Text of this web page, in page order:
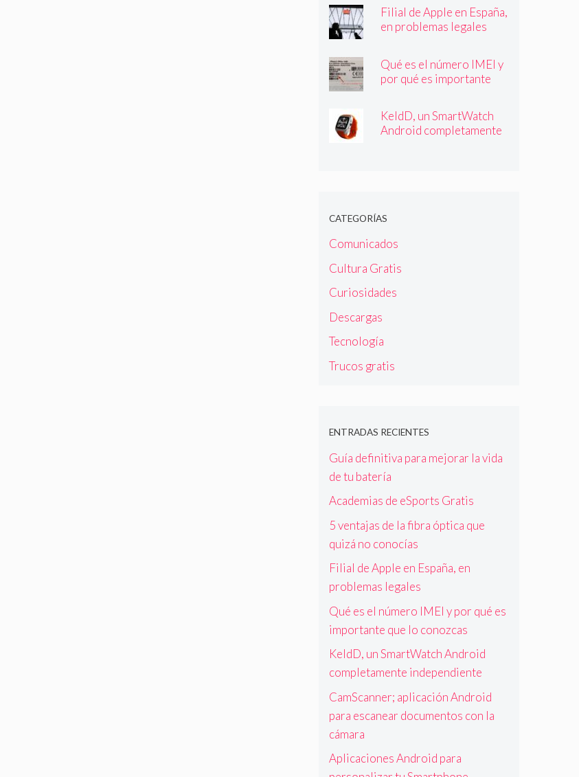
Filial de Apple en España,
en problemas legales
Qué es el número IMEI y
por qué es importante
KeldD, un SmartWatch
Android completamente
CATEGORÍAS
Comunicados
Cultura Gratis
Curiosidades
Descargas
Tecnología
Trucos gratis
ENTRADAS RECIENTES
Guía definitiva para mejorar la vida
de tu batería
Academias de eSports Gratis
5 ventajas de la fibra óptica que
quizá no conocías
Filial de Apple en España, en
problemas legales
Qué es el número IMEI y por qué es
importante que lo conozcas
KeldD, un SmartWatch Android
completamente independiente
CamScanner; aplicación Android
para escanear documentos con la
cámara
Aplicaciones Android para